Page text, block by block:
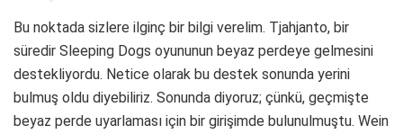
Bu noktada sizlere ilginç bir bilgi verelim. Tjahjanto, bir
süredir Sleeping Dogs oyununun beyaz perdeye gelmesini
destekliyordu. Netice olarak bu destek sonunda yerini
bulmuş oldu diyebiliriz. Sonunda diyoruz; çünkü, geçmişte
beyaz perde uyarlaması için bir girişimde bulunulmuştu. Wein